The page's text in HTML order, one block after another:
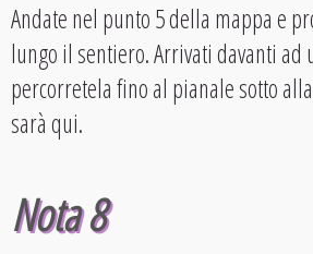
Andate nel punto 5 della mappa e
lungo il sentiero. Arrivati davanti ad
percorretela fino al pianale sotto
sarà qui.
Nota 8